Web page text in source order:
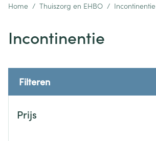
Home / Thuiszorg en EHBO / Incontinentie
Incontinentie
Filteren
Prijs